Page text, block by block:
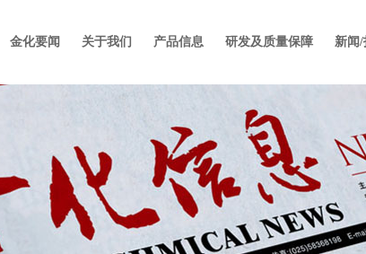
金化要闻 关于我们 产品信息 研发及质量保障 新闻/